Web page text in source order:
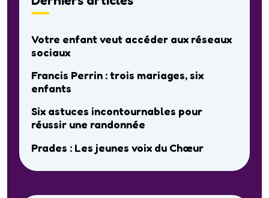
Votre enfant veut accéder aux réseaux
sociaux
Francis Perrin : trois mariages, six
enfants
Six astuces incontournables pour
réussir une randonnée
Prades : Les jeunes voix du Chœur